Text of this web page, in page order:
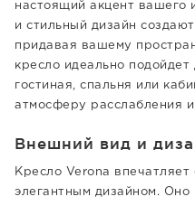
настоящий акцент вашего
и стильный дизайн
придавая вашему
кресло идеально
гостиная, спальня или
атмосферу расслабления
Внешний вид и
Кресло Verona
элегантным дизайном. Оно